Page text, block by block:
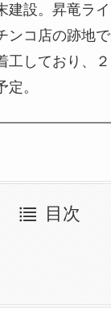
建設。昇竜ラ
ンコ店の跡地
工しており、
定。
目次